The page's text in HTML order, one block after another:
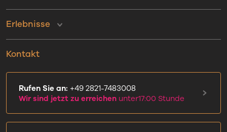
Erlebnisse
Kontakt
Rufen Sie an: +49 2821-7483008
Wir sind jetzt zu erreichenunter17:00 Stunde